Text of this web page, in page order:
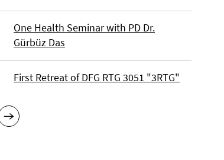
One Health Seminar with PD Dr.
Gürbüz Das
First Retreat of DFG RTG 3051 "3RTG"